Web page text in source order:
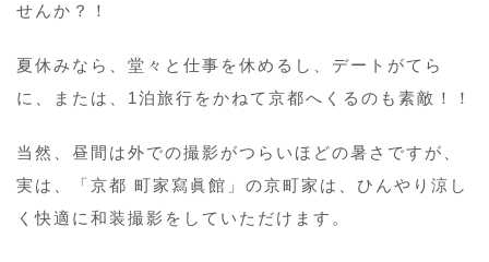
せんか？！
夏休みなら、堂々と仕事を休めるし、デートがてら
に、または、1泊旅行をかねて京都へくるのも素敵！！
当然、昼間は外での撮影がつらいほどの暑さですが、
実は、「京都 町家寫眞館」の京町家は、ひんやり涼し
く快適に和装撮影をしていただけます。